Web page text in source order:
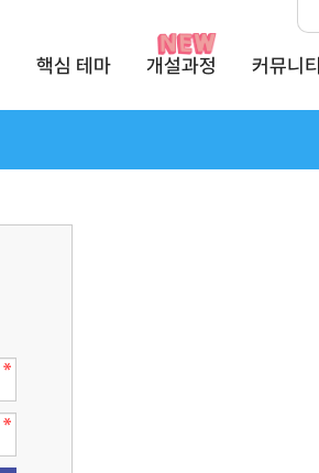
핵심 테마 개설과정 커뮤니티